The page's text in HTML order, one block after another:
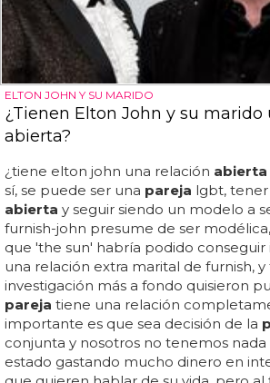
ELTON JOHN Y SU MARIDO
¿Tienen Elton John y su marido
abierta?
¿tiene elton john una relación abierta
sí, se puede ser una pareja lgbt,
abierta y seguir siendo un modelo a
furnish-john presume de ser
que 'the sun' habría podido
una relación extra marital de furnish, y
investigación más a fondo quisieron
pareja tiene una relación
importante es que sea decisión de la
conjunta y nosotros no tenemos nada
estado gastando mucho dinero en